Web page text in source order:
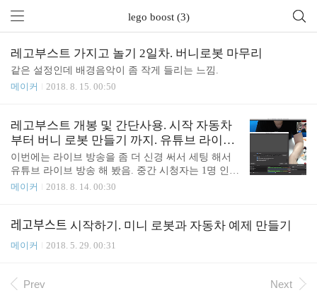
lego boost (3)
레고부스트 가지고 놀기 2일차. 버니로봇 마무리
같은 설정인데 배경음악이 좀 작게 들리는 느낌.
메이커
2018. 8. 15. 00:50
레고부스트 개봉 및 간단사용. 시작 자동차
부터 버니 로봇 만들기 까지. 유튜브 라이브
무편집
이번에는 라이브 방송을 좀 더 신경 써서 세팅 해서
유튜브 라이브 방송 해 봤음. 중간 시청자는 1명 인
줄 알았는데 4명 인거 같기도? 이건 아직도 통계가
받아 두고 Media Source 로 추가 해 둠. 혹시나 음악이
경음악은 시끄러워서 볼륨을 5% 로 설정 했음. Scene
g C922 로 변경 했음. C922 설정은 Preset High FaceTi
me HD Camera 설정은 High 가 없고 최대값 1280x720
메이커 2018. 8. 14. 00:30
레고부스트 시작하기. 미니 로봇과 자동차 예제 만들기
메이커 2018. 5. 29. 00:31
Prev Next